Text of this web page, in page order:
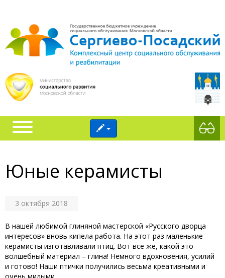
Юные керамисты
3 октября 2018
В нашей любимой глиняной мастерской «Русского дворца
интересов» вновь кипела работа. На этот раз маленькие
керамисты изготавливали птиц. Вот все же, какой это
волшебный материал – глина! Немного вдохновения, усилий
и готово! Наши птички получились весьма креативными и
очень милыми.